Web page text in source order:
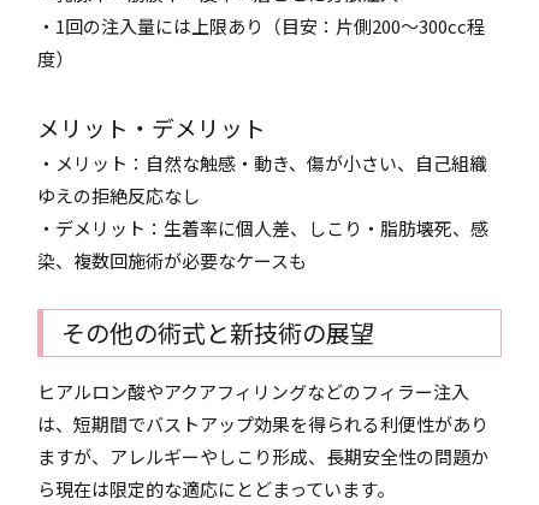
・1回の注入量には上限あり（目安：片側200〜300cc程
度）
メリット・デメリット
・メリット：自然な触感・動き、傷が小さい、自己組織
ゆえの拒絶反応なし
・デメリット：生着率に個人差、しこり・脂肪壊死、感
染、複数回施術が必要なケースも
その他の術式と新技術の展望
ヒアルロン酸やアクアフィリングなどのフィラー注入
は、短期間でバストアップ効果を得られる利便性があり
ますが、アレルギーやしこり形成、長期安全性の問題か
ら現在は限定的な適応にとどまっています。